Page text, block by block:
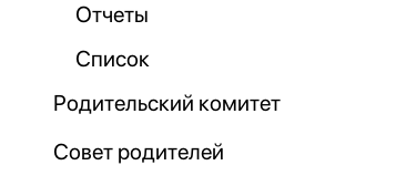
Отчеты
Список
Родительский комитет
Совет родителей